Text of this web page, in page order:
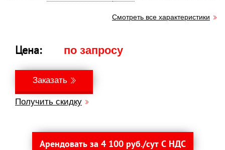
Смотреть все характеристики
Цена: по запросу
Заказать
Получить скидку
Арендовать за 4 100 руб./сут С НДС